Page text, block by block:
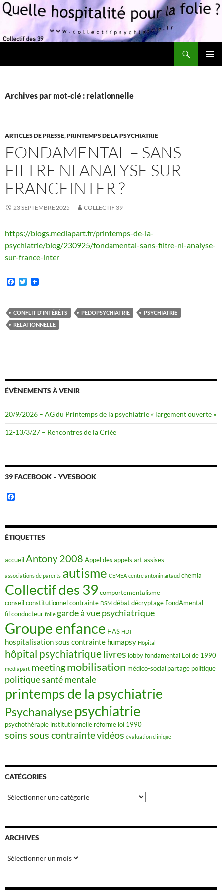
Archives par mot-clé : relationnelle
ARTICLES DE PRESSE,PRINTEMPS DE LA PSYCHIATRIE
FONDAMENTAL – SANS
FILTRE NI ANALYSE SUR
FRANCEINTER ?
23 SEPTEMBRE 2025 COLLECTIF 39
https://blogs.mediapart.fr/printemps-de-la-
psychiatrie/blog/230925/fondamental-sans-filtre-ni-analyse-
sur-france-inter
F
b
o
o
T
t
e
r
CONFLIT D'INTÉRÊTS PEDOPSYCHIATRIE
PSYCHIATRIE
RELATIONNELLE
ÉVÈNEMENTS À VENIR
20/9/2026 – AG du Printemps de la psychiatrie « largement ouverte »
12-13/3/27 – Rencontres de la Criée
39 FACEBOOK – YVESBOOK
b
o
o
ÉTIQUETTES
accueilAntony 2008 Appel des appels artassises
associations de parents autisme CEMEA centre antonin artaud chemla
Collectif des 39 comportementalisme
conseil constitutionnelcontrainte DSM débatdécryptage FondAmental
fil conducteur folie garde à vue psychiatrique
Groupe enfance HAS HDT
hospitalisation sous contrainte humapsy Hôpital
hôpital psychiatriquelivres lobby fondamental Loi de 1990
mediapart meetingmobilisation médico-social partage politique
politique santé mentale
printemps de la psychiatrie
Psychanalyse psychiatrie
psychothérapie institutionnelle réforme loi 1990
soins sous contraintevidéos évaluation clinique
CATÉGORIES
Catégories
ARCHIVES
Archives